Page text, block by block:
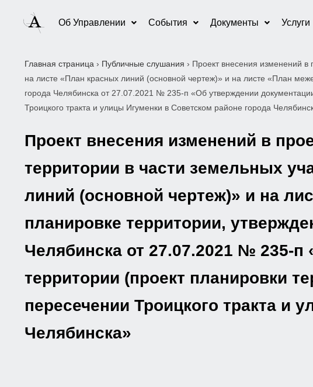
Об Управлении События Документы Услуги
Главная страница › Публичные слушания › Проект внесения изменений в
на листе «План красных линий (основной чертеж)» и на листе «План
города Челябинска от 27.07.2021 № 235-п «Об утверждении
Троицкого тракта и улицы Игуменки в Советском районе города
Проект внесения изменений в
территории в части земельных
линий (основной чертеж)» и на
планировке территории,
Челябинска от 27.07.2021 № 235-
территории (проект планировки
пересечении Троицкого тракта и
Челябинска»